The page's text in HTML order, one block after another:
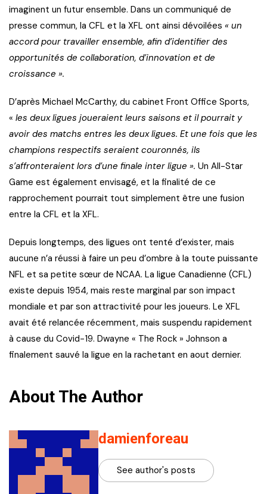
imaginent un futur ensemble. Dans un communiqué de
presse commun, la CFL et la XFL ont ainsi dévoilées « un
accord pour travailler ensemble, afin d’identifier des
opportunités de collaboration, d’innovation et de
croissance ».
D’après Michael McCarthy, du cabinet Front Office Sports,
« les deux ligues joueraient leurs saisons et il pourrait y
avoir des matchs entres les deux ligues. Et une fois que les
champions respectifs seraient couronnés, ils
s’affronteraient lors d’une finale inter ligue ». Un All-Star
Game est également envisagé, et la finalité de ce
rapprochement pourrait tout simplement être une fusion
entre la CFL et la XFL.
Depuis longtemps, des ligues ont tenté d’exister, mais
aucune n’a réussi à faire un peu d’ombre à la toute puissante
NFL et sa petite sœur de NCAA. La ligue Canadienne (CFL)
existe depuis 1954, mais reste marginal par son impact
mondiale et par son attractivité pour les joueurs. Le XFL
avait été relancée récemment, mais suspendu rapidement
à cause du Covid-19. Dwayne « The Rock » Johnson a
finalement sauvé la ligue en la rachetant en aout dernier.
About The Author
damienforeau
See author's posts